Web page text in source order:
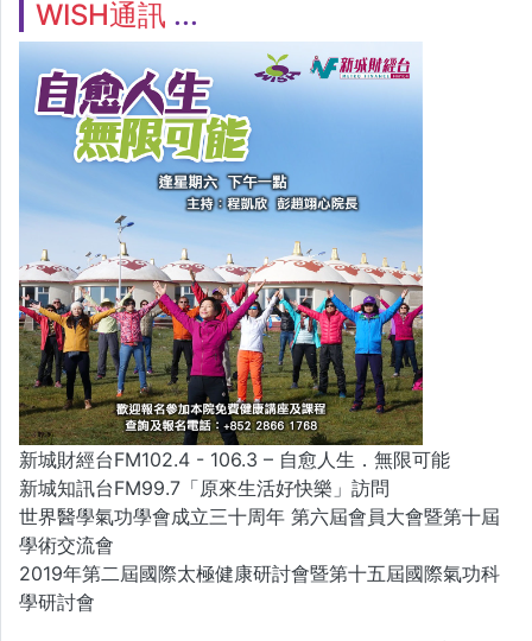
WISH通訊
新城財經台FM102.4 - 106.3 – 自愈人生．無限可能
新城知訊台FM99.7「原來生活好快樂」訪問
世界醫學氣功學會成立三十周年 第六屆會員大會暨第十屆
學術交流會
2019年第二屆國際太極健康研討會暨第十五屆國際氣功科
學研討會